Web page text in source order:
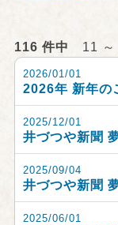
116 件中 11 ～
2026/01/01
2026年
2025/12/01
井づつや新聞
2025/09/04
井づつや新聞
2025/06/01